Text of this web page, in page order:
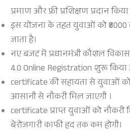
प्रमाण और फ्री प्रशिक्षण प्रदान
इस योजना के तहत युवाओं को ₹8000
जाता है।
नए बजट में प्रधानमंत्री कौशल
4.0 Online Registration शुरू किया
certificate की सहायता से युवाओं को
आसानी से नौकरी मिल जाएगी ।
certificate प्राप्त युवाओं को
बेरोजगारी काफी हद तक कम होगी।